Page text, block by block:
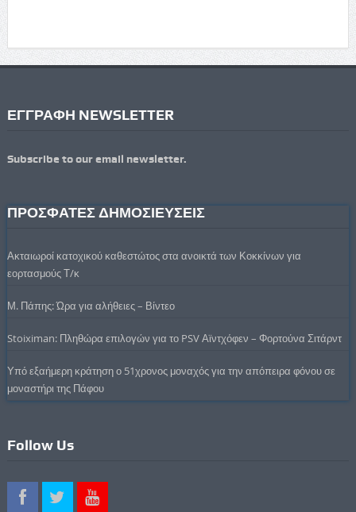
ΕΓΓΡΑΦΗ NEWSLETTER
Subscribe to our email newsletter.
ΠΡΟΣΦΑΤΕΣ ΔΗΜΟΣΙΕΥΣΕΙΣ
Ακταιωροί κατοχικού καθεστώτος στα ανοικτά των Κοκκίνων για
εορτασμούς Τ/κ
Μ. Πάπης: Ώρα για αλήθειες – Βίντεο
Stoiximan: Πληθώρα επιλογών για το PSV Αϊντχόφεν – Φορτούνα Σιτάρντ
Υπό εξαήμερη κράτηση ο 51χρονος μοναχός για την απόπειρα φόνου σε
μοναστήρι της Πάφου
Follow Us